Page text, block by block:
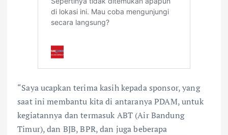
“Saya ucapkan terima kasih kepada sponsor, yang
saat ini membantu kita di antaranya PDAM, untuk
kegiatannya dan termasuk ABT (Air Bandung
Timur), dan BJB, BPR, dan juga beberapa